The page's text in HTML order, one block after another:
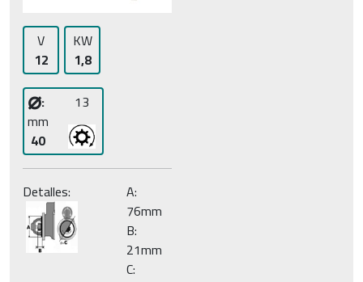
V
12
KW
1,8
⌀:
mm
40
13
Detalles:
A:
76mm
B:
21mm
C: